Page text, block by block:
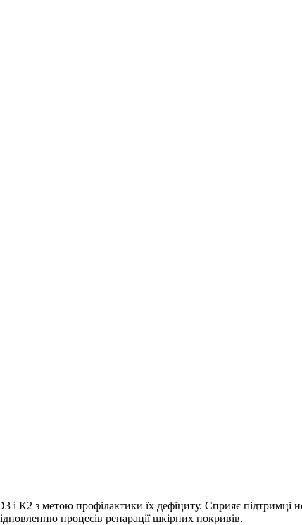
і К2 з метою профілактики їх дефіциту. Сприяє підтримці
процесів репарації шкірних покривів.